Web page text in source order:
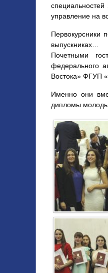
управление на
Первокурсники
выпускниках…
Почетными
федерального
Востока» ФГУП
Именно они
дипломы